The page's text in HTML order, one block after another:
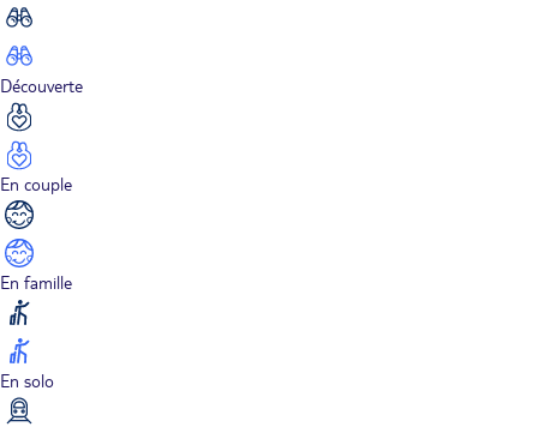
Découverte
En couple
En famille
En solo